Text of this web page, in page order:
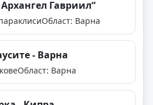
Гавриил“
Област: Варна
- Варна
Област: Варна